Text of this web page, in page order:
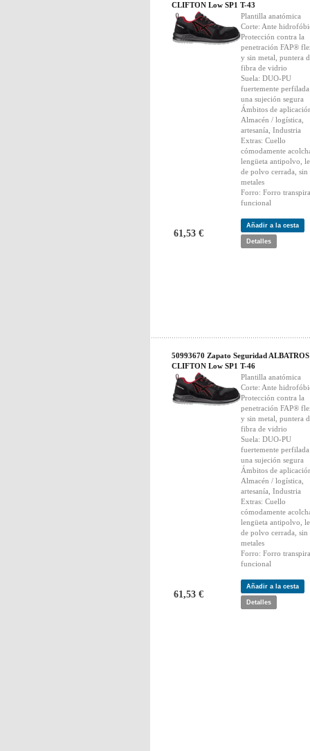
CLIFTON Low SP1 T-43
Plantilla anatómica
Corte: Ante
Protección contra la
penetración FAP®
y sin metal, puntera
fibra de vidrio
Suela: DUO-PU
fuertemente
una sujeción segura
Ámbitos de
Almacén / logística,
artesanía, Industria
Extras: Cuello
cómodamente
lengüeta antipolvo,
de polvo cerrada, sin
metales
Forro: Forro
funcional
61,53 €
Añadir a la cesta
Detalles
50993670 Zapato Seguridad ALBATROS
CLIFTON Low SP1 T-46
Plantilla anatómica
Corte: Ante
Protección contra la
penetración FAP®
y sin metal, puntera
fibra de vidrio
Suela: DUO-PU
fuertemente
una sujeción segura
Ámbitos de
Almacén / logística,
artesanía, Industria
Extras: Cuello
cómodamente
lengüeta antipolvo,
de polvo cerrada, sin
metales
Forro: Forro
funcional
61,53 €
Añadir a la cesta
Detalles